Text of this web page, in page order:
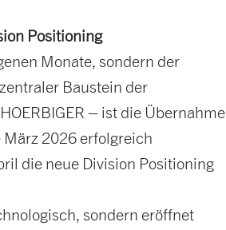
Positioning
Monate, sondern der
Baustein der
– ist die Übernahme
März 2026 erfolgreich
die neue Division Positioning
sondern eröffnet